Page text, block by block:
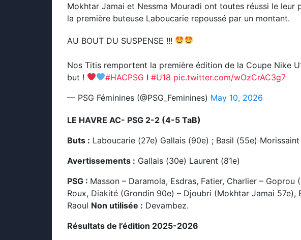
Mokhtar Jamai et Nessma Mouradi ont toutes réussi le leur
la première buteuse Laboucarie repoussé par un montant.
AU BOUT DU SUSPENSE !!!
Nos Titis remportent la première édition de la Coupe Nike
but !
#HACPSG I#U18 pic.twitter.com/wOzCrAC3g7
— PSG Féminines (@PSG_Feminines) May 10, 2026
LE HAVRE AC- PSG 2-2 (4-5 TaB)
Buts : Laboucarie (27e) Gallais (90e) ; Basil (55e) Morissaint
Avertissements : Gallais (30e) Laurent (81e)
PSG : Masson – Daramola, Esdras, Fatier, Charlier –
Roux, Diakité (Grondin 90e) – Djoubri (Mokhtar Jamai 57e),
Raoul Non utilisée : Devambez.
Résultats de l’édition 2025-2026